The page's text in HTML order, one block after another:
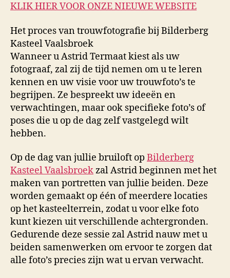
KLIK HIER VOOR ONZE NIEUWE WEBSITE
Het proces van trouwfotografie bij Bilderberg
Kasteel Vaalsbroek
Wanneer u Astrid Termaat kiest als uw
fotograaf, zal zij de tijd nemen om u te leren
kennen en uw visie voor uw trouwfoto’s te
begrijpen. Ze bespreekt uw ideeën en
verwachtingen, maar ook specifieke foto’s of
poses die u op de dag zelf vastgelegd wilt
hebben.
Op de dag van jullie bruiloft op Bilderberg
Kasteel Vaalsbroekzal Astrid beginnen met het
maken van portretten van jullie beiden. Deze
worden gemaakt op één of meerdere locaties
op het kasteelterrein, zodat u voor elke foto
kunt kiezen uit verschillende achtergronden.
Gedurende deze sessie zal Astrid nauw met u
beiden samenwerken om ervoor te zorgen dat
alle foto’s precies zijn wat u ervan verwacht.